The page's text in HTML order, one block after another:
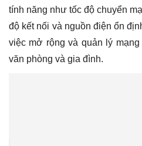
tính năng như tốc độ chuyển
độ kết nối và nguồn điện ổn
việc mở rộng và quản lý
văn phòng và gia đình.